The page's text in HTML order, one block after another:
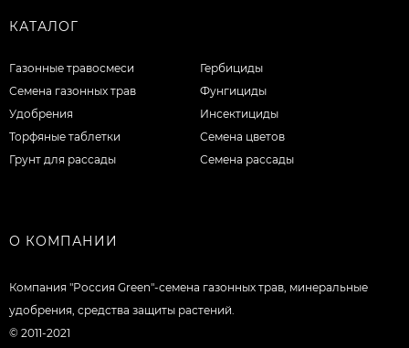
КАТАЛОГ
Газонные травосмеси
Семена газонных трав
Удобрения
Торфяные таблетки
Грунт для рассады
Гербициды
Фунгициды
Инсектициды
Семена цветов
Семена рассады
О КОМПАНИИ
Компания "Россия Green"-семена газонных трав, минеральные
удобрения, средства защиты растений.
© 2011-2021